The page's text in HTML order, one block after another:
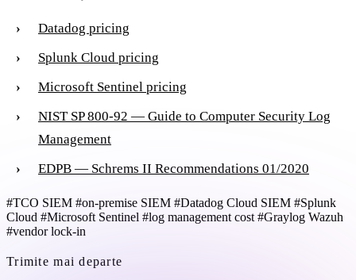
Datadog pricing
Splunk Cloud pricing
Microsoft Sentinel pricing
NIST SP 800-92 — Guide to Computer Security Log
Management
EDPB — Schrems II Recommendations 01/2020
#TCO SIEM #on-premise SIEM #Datadog Cloud SIEM #Splunk
Cloud #Microsoft Sentinel #log management cost #Graylog Wazuh
#vendor lock-in
Trimite mai departe